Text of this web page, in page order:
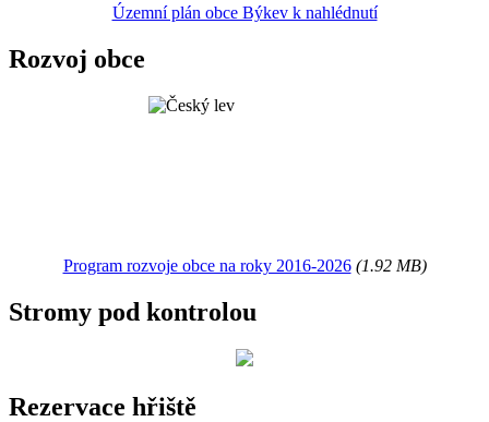
Územní plán obce Býkev k nahlédnutí
Rozvoj obce
Program rozvoje obce na roky 2016-2026(1.92 MB)
Stromy pod kontrolou
Rezervace hřiště